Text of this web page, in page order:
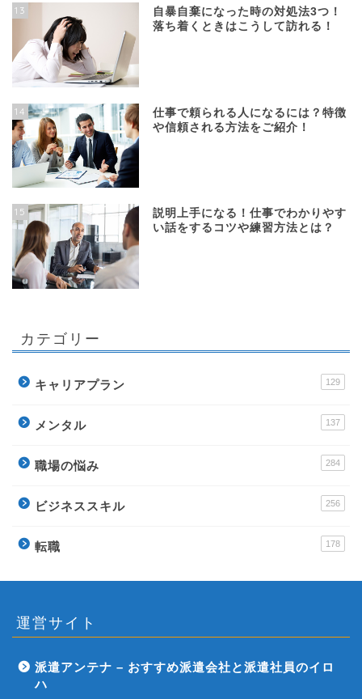
13
自暴自棄になった時の対処法3つ！
落ち着くときはこうして訪れる！
14
仕事で頼られる人になるには？特徴
や信頼される方法をご紹介！
15
説明上手になる！仕事でわかりやす
い話をするコツや練習方法とは？
カテゴリー
キャリアプラン 129
メンタル 137
職場の悩み 284
ビジネススキル 256
転職 178
運営サイト
派遣アンテナ – おすすめ派遣会社と派遣社員のイロ
ハ